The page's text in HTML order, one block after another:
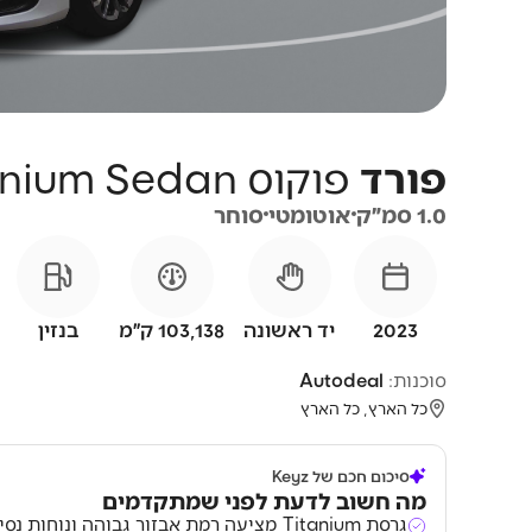
פורד פוקוס
1.0 סמ״ק אוטומטי סוחר
2023 יד ראשונה 103,138 ק״מ בנזין
סוכנות: Autodeal
כל הארץ, כל הארץ
סיכום חכם של Keyz
מה חשוב לדעת לפני שמתקדמים
גרסת Titanium מציעה רמת אבזור גבוהה ונוחות נסיעה טובה בקטגוריה.